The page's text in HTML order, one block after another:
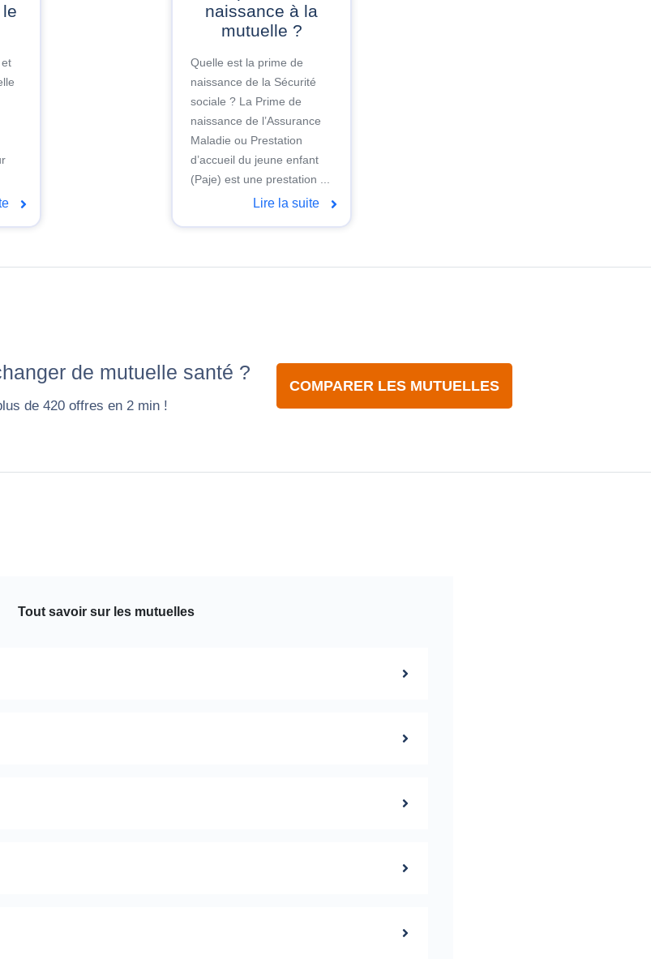
naissance à la
mutuelle ?
Quelle est la prime de
naissance de la Sécurité
sociale ? La Prime de
naissance de l’Assurance
Maladie ou Prestation
d’accueil du jeune enfant
(Paje) est une prestation ...
Lire la suite
de mutuelle santé ?
de 420 offres en 2 min !
COMPARER LES MUTUELLES
Tout savoir sur les mutuelles